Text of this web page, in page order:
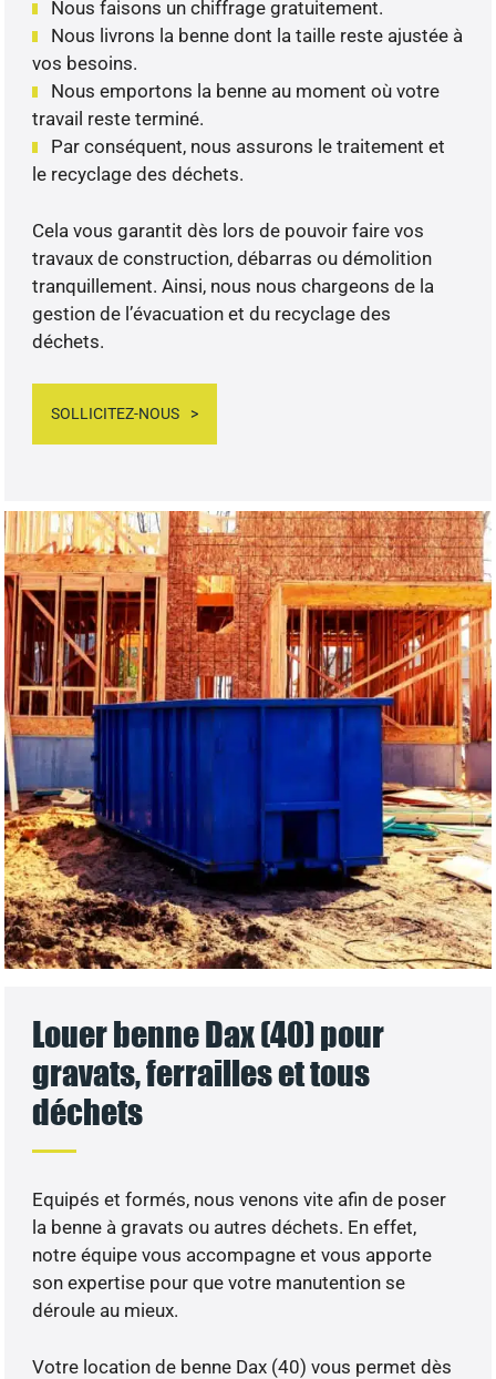
Nous faisons un chiffrage gratuitement.
Nous livrons la benne dont la taille reste ajustée à
vos besoins.
Nous emportons la benne au moment où votre
travail reste terminé.
Par conséquent, nous assurons le traitement et
le recyclage des déchets.
Cela vous garantit dès lors de pouvoir faire vos
travaux de construction, débarras ou démolition
tranquillement. Ainsi, nous nous chargeons de la
gestion de l’évacuation et du recyclage des
déchets.
SOLLICITEZ-NOUS
Louer benne Dax (40) pour
gravats, ferrailles et tous
déchets
Equipés et formés, nous venons vite afin de poser
la benne à gravats ou autres déchets. En effet,
notre équipe vous accompagne et vous apporte
son expertise pour que votre manutention se
déroule au mieux.
Votre location de benne Dax (40) vous permet dès